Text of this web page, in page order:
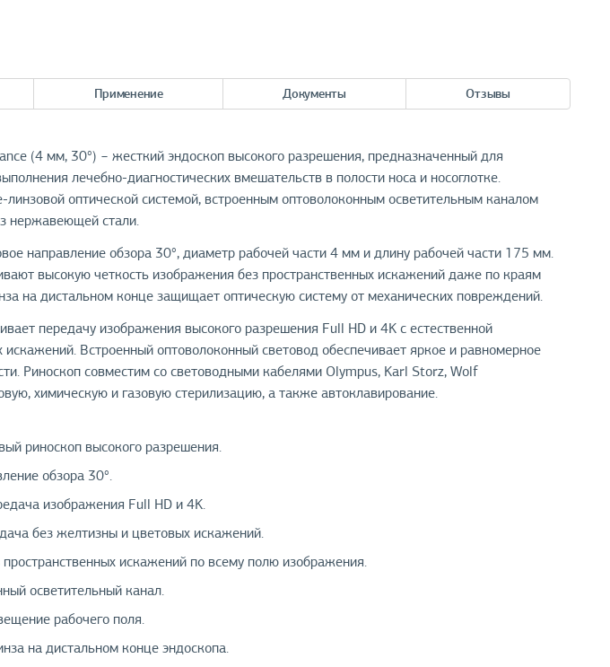
Применение Документы Отзывы
(4 мм, 30°) − жесткий эндоскоп высокого разрешения, предназначенный для
лечебно-диагностических вмешательств в полости носа и носоглотке.
оптической системой, встроенным оптоволоконным осветительным каналом
нержавеющей стали.
направление обзора 30°, диаметр рабочей части 4 мм и длину рабочей части 175 мм.
высокую четкость изображения без пространственных искажений даже по краям
на дистальном конце защищает оптическую систему от механических повреждений.
передачу изображения высокого разрешения Full HD и 4K с естественной
Встроенный оптоволоконный световод обеспечивает яркое и равномерное
Риноскоп совместим со световодными кабелями Olympus, Karl Storz, Wolf
химическую и газовую стерилизацию, а также автоклавирование.
риноскоп высокого разрешения.
обзора 30°.
изображения Full HD и 4K.
без желтизны и цветовых искажений.
искажений по всему полю изображения.
осветительный канал.
рабочего поля.
на дистальном конце эндоскопа.